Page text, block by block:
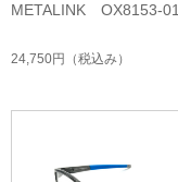
METALINK OX8153-01
24,750円 （税込み）